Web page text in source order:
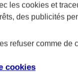
les cookies et
des publicités
refuser comme de
cookies